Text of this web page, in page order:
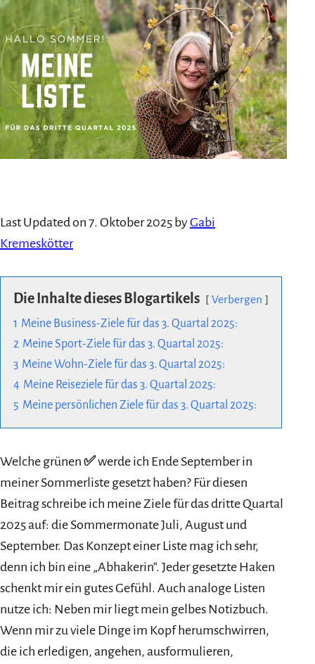
Last Updated on 7. Oktober 2025 byGabi
Kremeskötter
Die Inhalte dieses Blogartikels
Verbergen
1 Meine Business-Ziele für das 3. Quartal 2025:
2 Meine Sport-Ziele für das 3. Quartal 2025:
3 Meine Wohn-Ziele für das 3. Quartal 2025:
4 Meine Reiseziele für das 3. Quartal 2025:
5 Meine persönlichen Ziele für das 3. Quartal 2025:
Welche grünen ✅werde ich Ende September in
meiner Sommerliste gesetzt haben? Für diesen
Beitrag schreibe ich meine Ziele für das dritte Quartal
2025 auf: die Sommermonate Juli, August und
September. Das Konzept einer Liste mag ich sehr,
denn ich bin eine „Abhakerin“. Jeder gesetzte Haken
schenkt mir ein gutes Gefühl. Auch analoge Listen
nutze ich: Neben mir liegt mein gelbes Notizbuch.
Wenn mir zu viele Dinge im Kopf herumschwirren,
die ich erledigen, angehen, ausformulieren,